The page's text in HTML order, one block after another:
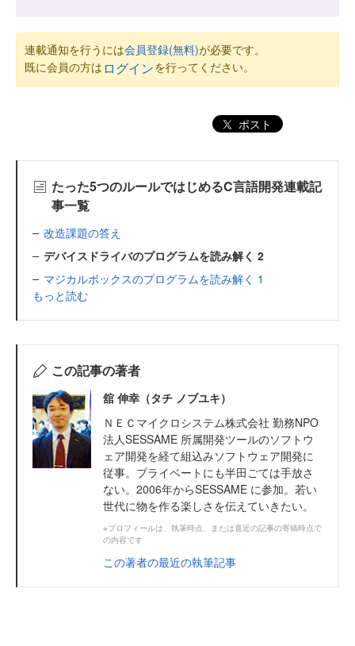
連載通知を行うには会員登録(無料)が必要です。
既に会員の方は ログインを行ってください。
ポスト
たった5つのルールではじめるC言語開発連載記
事一覧
改造課題の答え
デバイスドライバのプログラムを読み解く 2
マジカルボックスのプログラムを読み解く 1
もっと読む
この記事の著者
舘 伸幸（タチ ノブユキ）
ＮＥＣマイクロシステム株式会社 勤務NPO
法人SESSAME 所属開発ツールのソフトウ
ェア開発を経て組込みソフトウェア開発に
従事。プライベートにも半田ごては手放さ
ない。2006年からSESSAME に参加。若い
世代に物を作る楽しさを伝えていきたい。
※プロフィールは、執筆時点、または直近の記事の寄稿時点で
の内容です
この著者の最近の執筆記事